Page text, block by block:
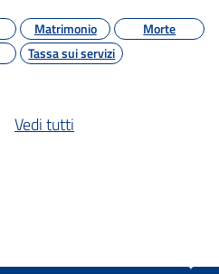
Matrimonio
Morte
Tassa sui servizi
Vedi tutti